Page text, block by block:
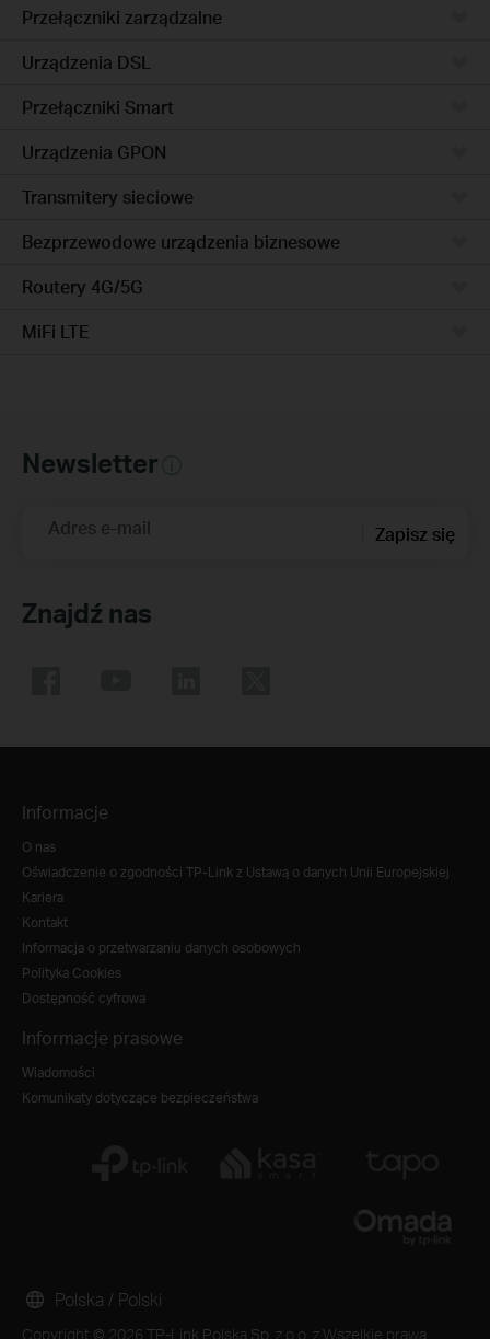
Przełączniki zarządzalne
Urządzenia DSL
Przełączniki Smart
Urządzenia GPON
Transmitery sieciowe
Bezprzewodowe urządzenia biznesowe
Routery 4G/5G
MiFi LTE
Newsletter
Adres e-mail Zapisz się
Znajdź nas
Informacje
O nas
Oświadczenie o zgodności TP-Link z Ustawą o danych Unii Europejskiej
Kariera
Kontakt
Informacja o przetwarzaniu danych osobowych
Polityka Cookies
Dostępność cyfrowa
Informacje prasowe
Wiadomości
Komunikaty dotyczące bezpieczeństwa
Copyright © 2026 TP-Link Polska Sp. z o.o. z Wszelkie prawa
Polska / Polski